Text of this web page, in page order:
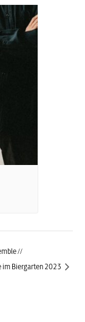
//
im Biergarten 2023